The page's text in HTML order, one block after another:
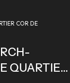
COR DE
QUARTIER